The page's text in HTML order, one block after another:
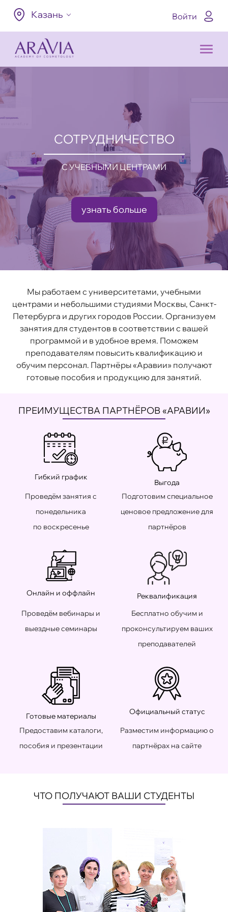
Казань Войти
СОТРУДНИЧЕСТВО
С УЧЕБНЫМИ ЦЕНТРАМИ
узнать больше
Мы работаем с университетами, учебными
центрами и небольшими студиями Москвы, Санкт-
Петербурга и других городов России. Организуем
занятия для студентов в соответствии с вашей
программой и в удобное время. Поможем
преподавателям повысить квалификацию и
обучим персонал. Партнёры «Аравии» получают
готовые пособия и продукцию для занятий.
ПРЕИМУЩЕСТВА ПАРТНЁРОВ «АРАВИИ»
Гибкий график
Проведём занятия с
понедельника
по воскресенье
Выгода
Подготовим специальное
ценовое предложение для
партнёров
Онлайн и оффлайн
Проведём вебинары и
выездные семинары
Реквалификация
Бесплатно обучим и
проконсультируем ваших
преподавателей
Готовые материалы
Предоставим каталоги,
пособия и презентации
Официальный статус
Разместим информацию о
партнёрах на сайте
ЧТО ПОЛУЧАЮТ ВАШИ СТУДЕНТЫ